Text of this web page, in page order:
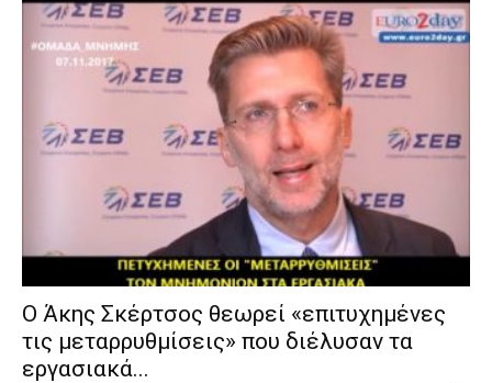
Ο Άκης Σκέρτσος θεωρεί «επιτυχημένες
τις μεταρρυθμίσεις» που διέλυσαν τα
εργασιακά...